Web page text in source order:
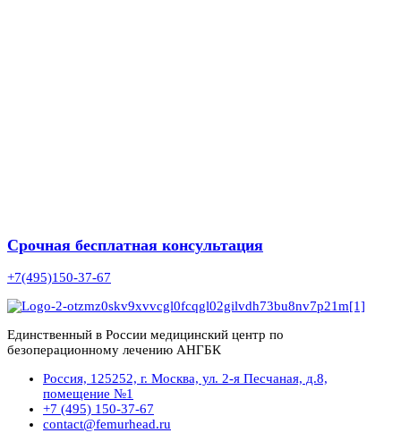
Срочная бесплатная консультация
+7(495)150-37-67
Единственный в России медицинский центр по
безоперационному лечению АНГБК
Россия, 125252, г. Москва, ул. 2-я Песчаная, д.8,
помещение №1
+7 (495) 150-37-67
contact@femurhead.ru